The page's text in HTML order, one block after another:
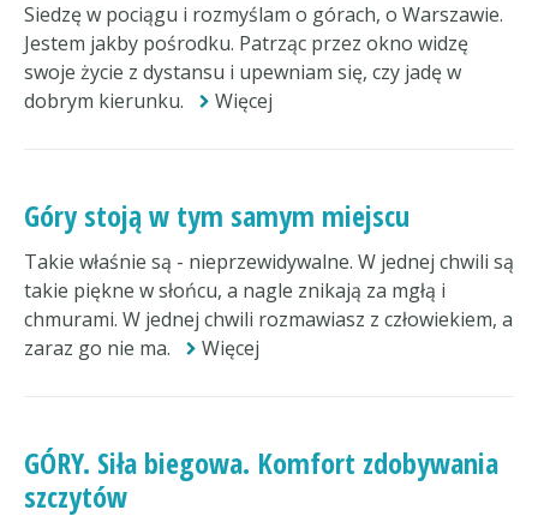
Siedzę w pociągu i rozmyślam o górach, o Warszawie.
Jestem jakby pośrodku. Patrząc przez okno widzę
swoje życie z dystansu i upewniam się, czy jadę w
dobrym kierunku.
Więcej
Góry stoją w tym samym miejscu
Takie właśnie są - nieprzewidywalne. W jednej chwili są
takie piękne w słońcu, a nagle znikają za mgłą i
chmurami. W jednej chwili rozmawiasz z człowiekiem, a
zaraz go nie ma.
Więcej
GÓRY. Siła biegowa. Komfort zdobywania
szczytów